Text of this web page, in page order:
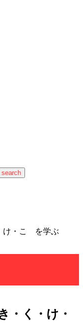
け・こ を学ぶ
・く・け・